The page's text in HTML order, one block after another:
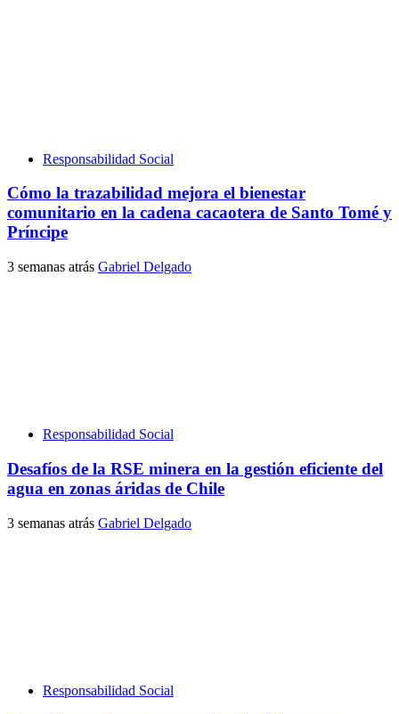
Responsabilidad Social
Cómo la trazabilidad mejora el bienestar
comunitario en la cadena cacaotera de Santo Tomé y
Príncipe
3 semanas atrás Gabriel Delgado
Responsabilidad Social
Desafíos de la RSE minera en la gestión eficiente del
agua en zonas áridas de Chile
3 semanas atrás Gabriel Delgado
Responsabilidad Social